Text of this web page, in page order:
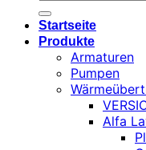
Startseite
Produkte
Armaturen
Pumpen
Alfa